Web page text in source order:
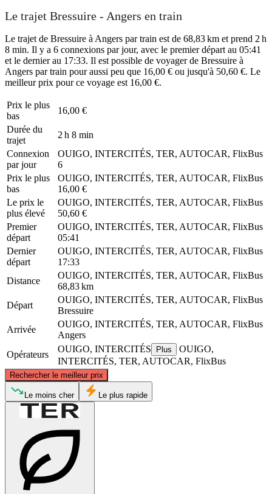
Le trajet Bressuire - Angers en train
Le trajet de Bressuire à Angers par train est de 68,83 km et prend 2 h
8 min. Il y a 6 connexions par jour, avec le premier départ au 05:41
et le dernier au 17:33. Il est possible de voyager de Bressuire à
Angers par train pour aussi peu que 16,00 € ou jusqu'à 50,60 €. Le
meilleur prix pour ce voyage est 16,00 €.
Prix ​​le plus
bas
16,00 €
Durée du
trajet
2 h 8 min
Connexion
par jour
OUIGO, INTERCITÉS, TER, AUTOCAR, FlixBus
6
Prix ​​le plus
bas
OUIGO, INTERCITÉS, TER, AUTOCAR, FlixBus
16,00 €
Le prix le
plus élevé
OUIGO, INTERCITÉS, TER, AUTOCAR, FlixBus
50,60 €
Premier
départ
OUIGO, INTERCITÉS, TER, AUTOCAR, FlixBus
05:41
Dernier
départ
OUIGO, INTERCITÉS, TER, AUTOCAR, FlixBus
17:33
Distance
OUIGO, INTERCITÉS, TER, AUTOCAR, FlixBus
68,83 km
Départ
OUIGO, INTERCITÉS, TER, AUTOCAR, FlixBus
Bressuire
Arrivée
OUIGO, INTERCITÉS, TER, AUTOCAR, FlixBus
Angers
Opérateurs
OUIGO, INTERCITÉS Plus
OUIGO,
INTERCITÉS, TER, AUTOCAR, FlixBus
Rechercher le meilleur prix
Angers
© CARTO, ©OpenStreetMapcontributors
Le moins cher Le plus rapide